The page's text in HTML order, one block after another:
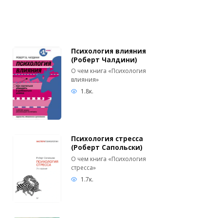
Психология влияния
(Роберт Чалдини)
О чем книга «Психология
влияния»
1.8к.
Психология стресса
(Роберт Сапольски)
О чем книга «Психология
стресса»
1.7к.